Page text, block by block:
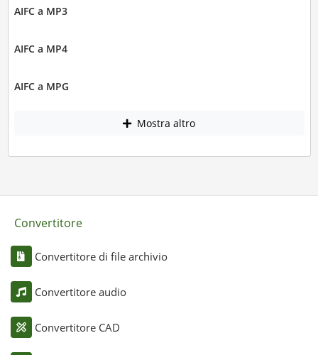
AIFC a MP3
AIFC a MP4
AIFC a MPG
Mostra altro
Convertitore
Convertitore di file archivio
Convertitore audio
Convertitore CAD